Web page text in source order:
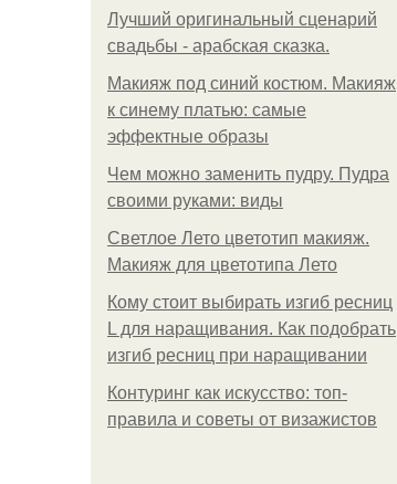
Лучший оригинальный сценарий
свадьбы - арабская сказка.
Макияж под синий костюм. Макияж
к синему платью: самые
эффектные образы
Чем можно заменить пудру. Пудра
своими руками: виды
Светлое Лето цветотип макияж.
Макияж для цветотипа Лето
Кому стоит выбирать изгиб ресниц
L для наращивания. Как подобрать
изгиб ресниц при наращивании
Контуринг как искусство: топ-
правила и советы от визажистов